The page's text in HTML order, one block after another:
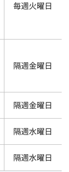
毎週火曜日
隔週金曜日
隔週金曜日
隔週水曜日
隔週水曜日